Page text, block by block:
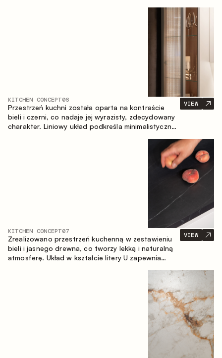
KITCHEN CONCEPT06
Przestrzeń kuchni została oparta na kontraście
bieli i czerni, co nadaje jej wyrazisty, zdecydowany
charakter. Liniowy układ podkreśla minimalistyczny i
VIEW
KITCHEN CONCEPT07
Zrealizowano przestrzeń kuchenną w zestawieniu
bieli i jasnego drewna, co tworzy lekką i naturalną
atmosferę. Układ w kształcie litery U zapewnia
użytkową, tworząc miejsce na szybkie śniadania i
VIEW